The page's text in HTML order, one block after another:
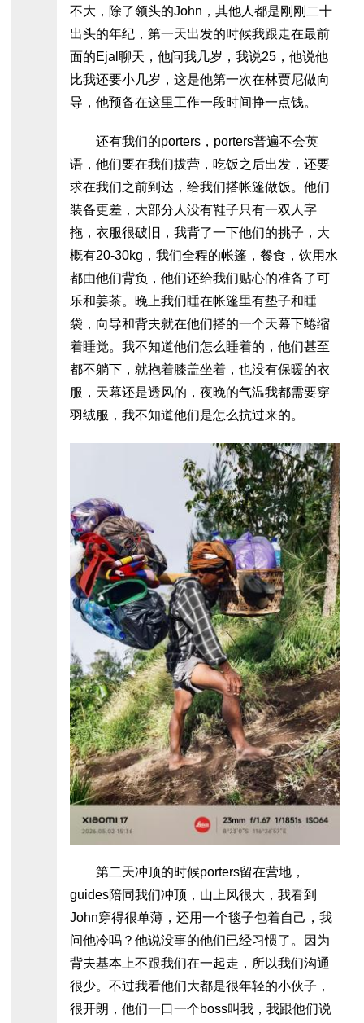
不大，除了领头的John，其他人都是刚刚二十
出头的年纪，第一天出发的时候我跟走在最前
面的Ejal聊天，他问我几岁，我说25，他说他
比我还要小几岁，这是他第一次在林贾尼做向
导，他预备在这里工作一段时间挣一点钱。
还有我们的porters，porters普遍不会英
语，他们要在我们拔营，吃饭之后出发，还要
求在我们之前到达，给我们搭帐篷做饭。他们
装备更差，大部分人没有鞋子只有一双人字
拖，衣服很破旧，我背了一下他们的挑子，大
概有20-30kg，我们全程的帐篷，餐食，饮用水
都由他们背负，他们还给我们贴心的准备了可
乐和姜茶。晚上我们睡在帐篷里有垫子和睡
袋，向导和背夫就在他们搭的一个天幕下蜷缩
着睡觉。我不知道他们怎么睡着的，他们甚至
都不躺下，就抱着膝盖坐着，也没有保暖的衣
服，天幕还是透风的，夜晚的气温我都需要穿
羽绒服，我不知道他们是怎么抗过来的。
第二天冲顶的时候porters留在营地，
guides陪同我们冲顶，山上风很大，我看到
John穿得很单薄，还用一个毯子包着自己，我
问他冷吗？他说没事的他们已经习惯了。因为
背夫基本上不跟我们在一起走，所以我们沟通
很少。不过我看他们大都是很年轻的小伙子，
很开朗，他们一口一个boss叫我，我跟他们说